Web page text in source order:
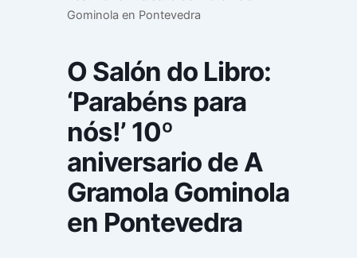
O Salón do Libro:
‘Parabéns para
nós!’ 10º
aniversario de A
Gramola Gominola
en Pontevedra